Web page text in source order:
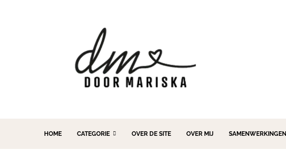
HOME CATEGORIE OVER DE SITE OVER MIJ SAMENWERKINGEN